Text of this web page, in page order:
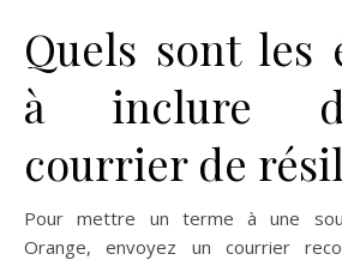
Quels sont les
à inclure
courrier de
Pour mettre un terme à une
Orange, envoyez un courrier